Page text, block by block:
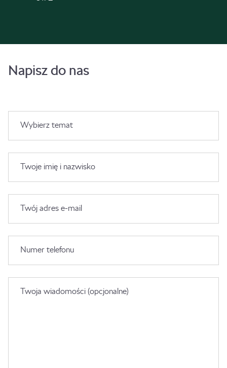
Napisz do nas
Wybierz temat
Twoje imię i nazwisko
Twój adres e-mail
Numer telefonu
Twoja wiadomości (opcjonalne)